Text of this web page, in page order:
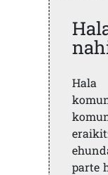
parte